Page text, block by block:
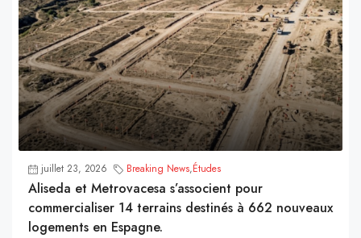
juillet 23, 2026 Breaking News,Études
Aliseda et Metrovacesa s’associent pour
commercialiser 14 terrains destinés à 662 nouveaux
logements en Espagne.